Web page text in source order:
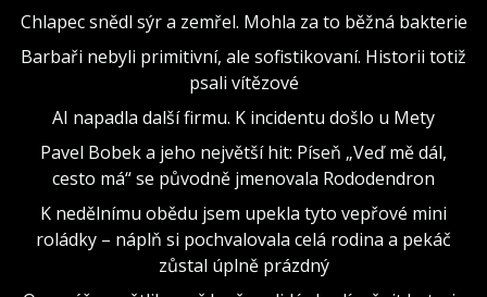
Chlapec snědl sýr a zemřel. Mohla za to běžná bakterie
Barbaři nebyli primitivní, ale sofistikovaní. Historii totiž
psali vítězové
AI napadla další firmu. K incidentu došlo u Mety
Pavel Bobek a jeho největší hit: Píseň „Veď mě dál,
cesto má“ se původně jmenovala Rododendron
K nedělnímu obědu jsem upekla tyto vepřové mini
roládky – náplň si pochvalovala celá rodina a pekáč
zůstal úplně prázdný